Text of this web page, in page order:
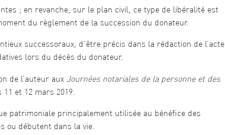
; en revanche, sur le plan civil, ce type de libéralité est
du règlement de la succession du donateur.
successoraux, d’être précis dans la rédaction de l’acte
lors du décès du donateur.
de l’auteur aux Journées notariales de la personne et des
et 12 mars 2019.
patrimoniale principalement utilisée au bénéfice des
ou débutent dans la vie.